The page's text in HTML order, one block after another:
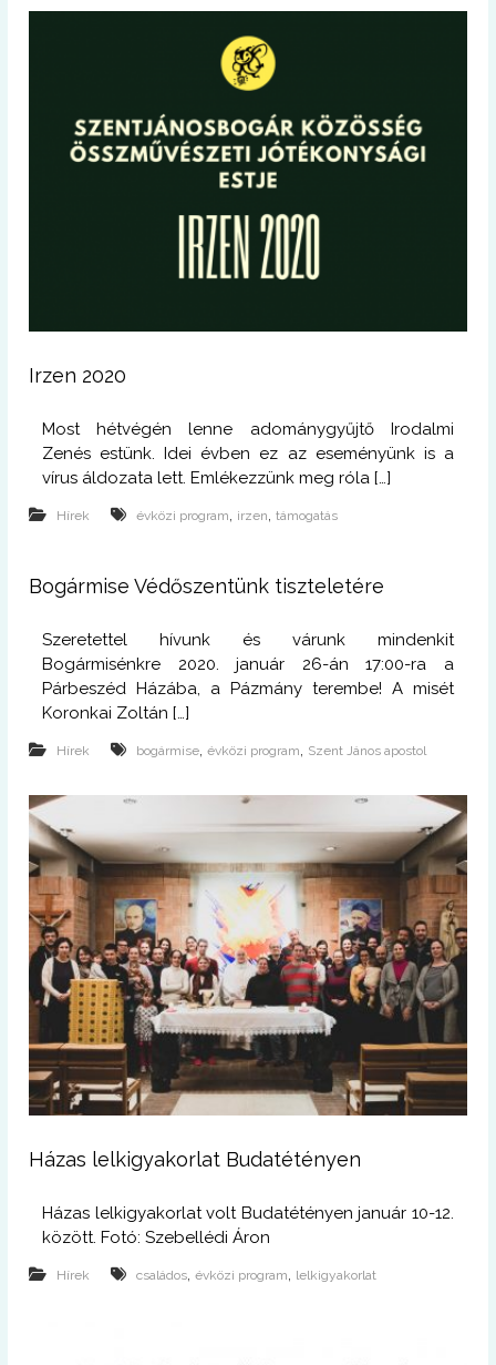
Irzen 2020
Most hétvégén lenne adománygyűjtő Irodalmi
Zenés estünk. Idei évben ez az eseményünk is a
vírus áldozata lett. Emlékezzünk meg róla […]
Hírek évközi program irzen ,támogatás
Bogármise Védőszentünk tiszteletére
Szeretettel hívunk és várunk mindenkit
Bogármisénkre 2020. január 26-án 17:00-ra a
Párbeszéd Házába, a Pázmány terembe! A misét
Koronkai Zoltán […]
Hírek bogármise ,évközi program Szent János apostol
Házas lelkigyakorlat Budatétényen
Házas lelkigyakorlat volt Budatétényen január 10-12.
között. Fotó: Szebellédi Áron
Hírek családos ,évközi program lelkigyakorlat